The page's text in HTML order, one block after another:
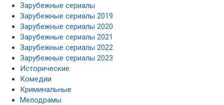
Зарубежные сериалы
Зарубежные сериалы 2019
Зарубежные сериалы 2020
Зарубежные сериалы 2021
Зарубежные сериалы 2022
Зарубежные сериалы 2023
Исторические
Комедии
Криминальные
Мелодрамы